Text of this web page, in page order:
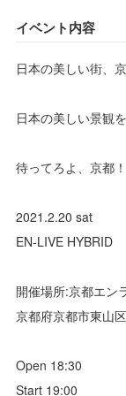
イベント内容
日本の美しい街、
日本の美しい景観
待ってろよ、京都！
2021.2.20 sat
EN-LIVE HYBRID
開催場所:京都エン
京都府京都市東山
Open 18:30
Start 19:00